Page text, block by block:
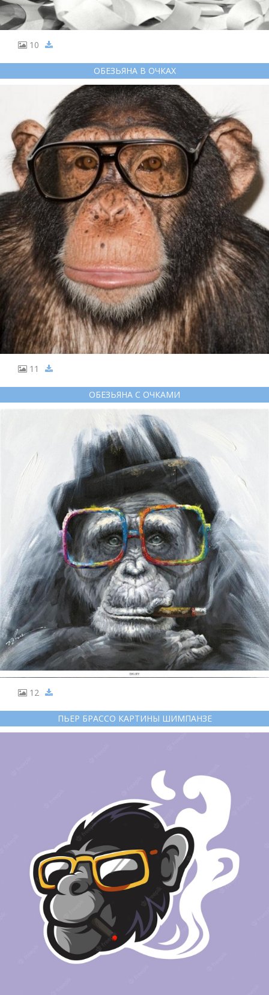
10
ОБЕЗЬЯНА В ОЧКАХ
11
ОБЕЗЬЯНА С ОЧКАМИ
12
ПЬЕР БРАССО КАРТИНЫ ШИМПАНЗЕ